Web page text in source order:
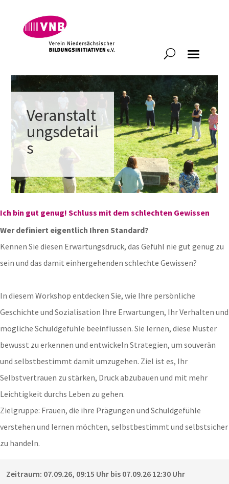
Veranstalt
ungsdetail
s
Ich bin gut genug! Schluss mit dem schlechten Gewissen
Wer definiert eigentlich Ihren Standard?
Kennen Sie diesen Erwartungsdruck, das Gefühl nie gut genug zu
sein und das damit einhergehenden schlechte Gewissen?
In diesem Workshop entdecken Sie, wie Ihre persönliche
Geschichte und Sozialisation Ihre Erwartungen, Ihr Verhalten und
mögliche Schuldgefühle beeinflussen. Sie lernen, diese Muster
bewusst zu erkennen und entwickeln Strategien, um souverän
und selbstbestimmt damit umzugehen. Ziel ist es, Ihr
Selbstvertrauen zu stärken, Druck abzubauen und mit mehr
Leichtigkeit durchs Leben zu gehen.
Zielgruppe: Frauen, die ihre Prägungen und Schuldgefühle
verstehen und lernen möchten, selbstbestimmt und selbstsicher
zu handeln.
Zeitraum: 07.09.26, 09:15 Uhr bis 07.09.26 12:30 Uhr